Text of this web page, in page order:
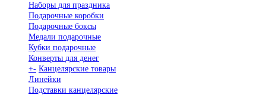
Наборы для праздника
Подарочные коробки
Подарочные боксы
Медали подарочные
Кубки подарочные
Конверты для денег
+- Канцелярские товары
Линейки
Подставки канцелярские